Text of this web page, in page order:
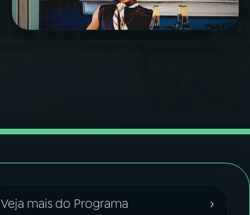
Veja mais do Programa ›